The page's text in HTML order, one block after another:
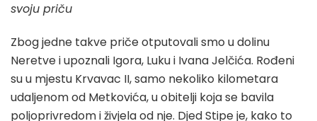
svoju priču
Zbog jedne takve priče otputovali smo u dolinu
Neretve i upoznali Igora, Luku i Ivana Jelčića. Rođeni
su u mjestu Krvavac II, samo nekoliko kilometara
udaljenom od Metkovića, u obitelji koja se bavila
poljoprivredom i živjela od nje. Djed Stipe je, kako to